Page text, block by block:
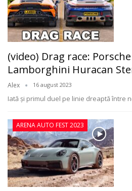
(video) Drag race:
Lamborghini Huracan
Alex 16 august 2023
Iată şi primul duel pe linie dreaptă între
ARENA AUTO FEST 2023